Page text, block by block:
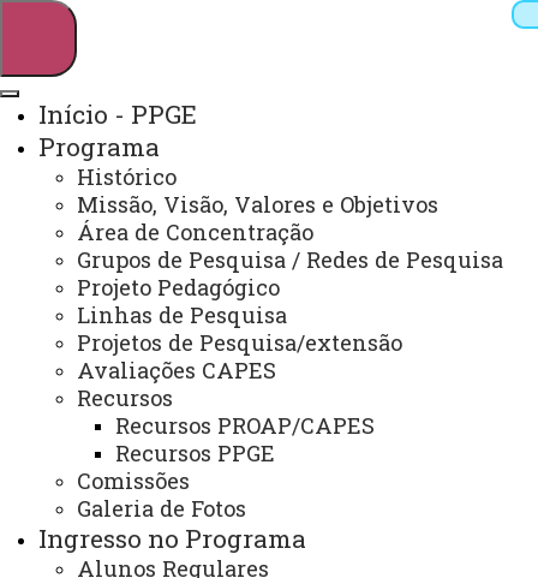
Webmail Sistemas
Telefones
Arquivo Virtual
Campus
Início - PPGE
Programa
Histórico
Missão, Visão, Valores e Objetivos
Área de Concentração
Grupos de Pesquisa / Redes de Pesquisa
Projeto Pedagógico
Linhas de Pesquisa
Projetos de Pesquisa/extensão
Avaliações CAPES
Recursos
Recursos PROAP/CAPES
Recursos PPGE
Comissões
Galeria de Fotos
Ingresso no Programa
Alunos Regulares
Mestrado e Doutorado em Educação
EDITAL 071 - PDSE